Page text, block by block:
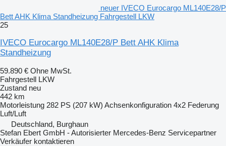
neuer IVECO Eurocargo ML140E28/P
Bett AHK Klima Standheizung Fahrgestell LKW
25
IVECO Eurocargo ML140E28/P Bett AHK Klima
Standheizung
59.890 € Ohne MwSt.
Fahrgestell LKW
Zustand neu
442 km
Motorleistung 282 PS (207 kW) Achsenkonfiguration 4x2 Federung
Luft/Luft
Deutschland, Burghaun
Stefan Ebert GmbH - Autorisierter Mercedes-Benz Servicepartner
Verkäufer kontaktieren